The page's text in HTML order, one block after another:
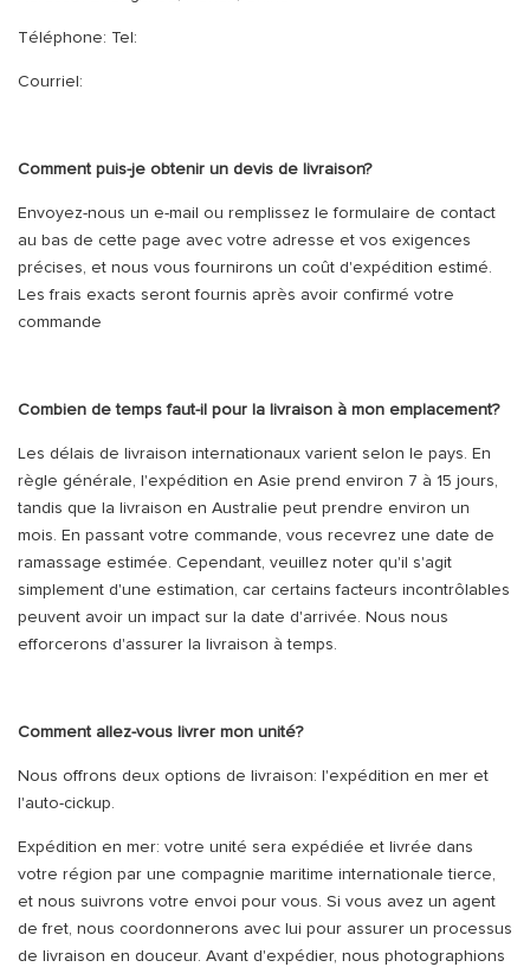
Téléphone: Tel:
Courriel:
Comment puis-je obtenir un devis de livraison?
Envoyez-nous un e-mail ou remplissez le formulaire de contact
au bas de cette page avec votre adresse et vos exigences
précises, et nous vous fournirons un coût d'expédition estimé.
Les frais exacts seront fournis après avoir confirmé votre
commande
Combien de temps faut-il pour la livraison à mon emplacement?
Les délais de livraison internationaux varient selon le pays. En
règle générale, l'expédition en Asie prend environ 7 à 15 jours,
tandis que la livraison en Australie peut prendre environ un
mois. En passant votre commande, vous recevrez une date de
ramassage estimée. Cependant, veuillez noter qu'il s'agit
simplement d'une estimation, car certains facteurs incontrôlables
peuvent avoir un impact sur la date d'arrivée. Nous nous
efforcerons d'assurer la livraison à temps.
Comment allez-vous livrer mon unité?
Nous offrons deux options de livraison: l'expédition en mer et
l'auto-cickup.
Expédition en mer: votre unité sera expédiée et livrée dans
votre région par une compagnie maritime internationale tierce,
et nous suivrons votre envoi pour vous. Si vous avez un agent
de fret, nous coordonnerons avec lui pour assurer un processus
de livraison en douceur. Avant d'expédier, nous photographions